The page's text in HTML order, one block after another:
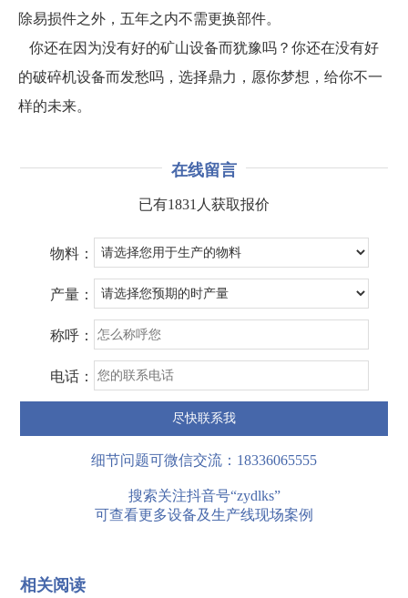
除易损件之外，五年之内不需更换部件。
你还在因为没有好的矿山设备而犹豫吗？你还在没有好
的破碎机设备而发愁吗，选择鼎力，愿你梦想，给你不一
样的未来。
在线留言
已有1831人获取报价
物料：
产量：
称呼：
电话：
细节问题可微信交流：18336065555
搜索关注抖音号“zydlks”
可查看更多设备及生产线现场案例
相关阅读